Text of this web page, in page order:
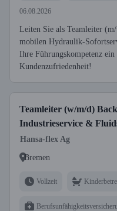
06.08.2026
Leiten Sie als Teamleiter
mobilen Hydraulik-
Ihre Führungskompetenz
Kundenzufriedenheit!
Teamleiter (w/m/d)
Industrieservice &
Hansa-flex Ag
Bremen
Vollzeit